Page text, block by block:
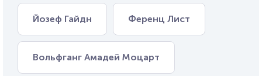
Йозеф Гайдн Ференц Лист
Вольфганг Амадей Моцарт